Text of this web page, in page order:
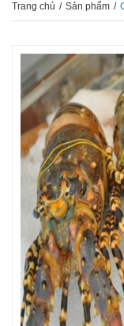
Trang chủ / Sản phẩm /